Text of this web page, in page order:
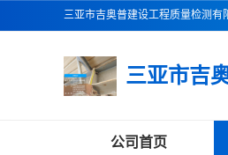
公司首页